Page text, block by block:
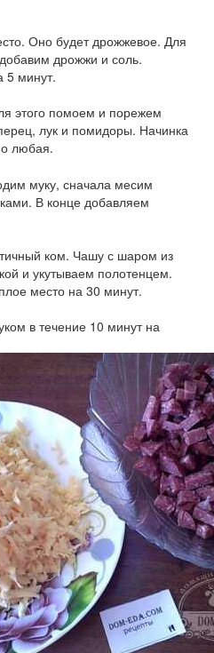
Оно будет дрожжевое. Для
дрожжи и соль.
5 минут.
этого помоем и порежем
лук и помидоры. Начинка
любая.
муку, сначала месим
В конце добавляем
ком. Чашу с шаром из
и укутываем полотенцем.
место на 30 минут.
в течение 10 минут на